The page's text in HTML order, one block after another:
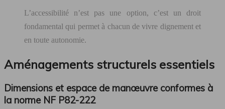
L’accessibilité n’est pas une option, c’est un droit
fondamental qui permet à chacun de vivre dignement et
en toute autonomie.
Aménagements structurels essentiels
Dimensions et espace de manœuvre conformes à
la norme NF P82-222